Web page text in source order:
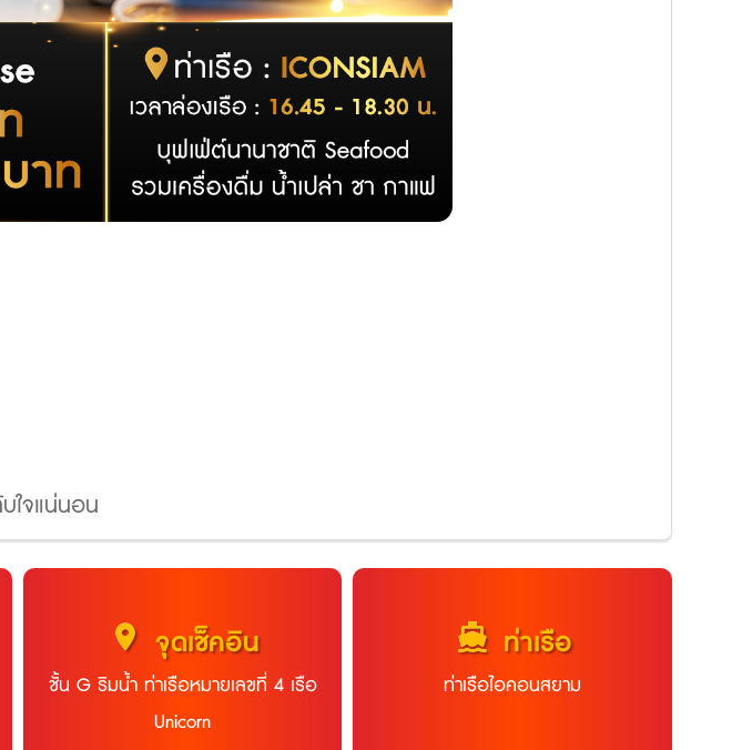
ใจแน่นอน
location_on จุดเช็คอิน
ชั้น G ริมน้ำ ท่าเรือหมายเลขที่ 4 เรือ
Unicorn
directions_boat ท่าเรือ
ท่าเรือไอคอนสยาม